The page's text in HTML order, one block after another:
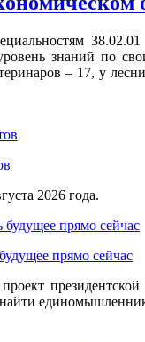
знаний по
– 17, у
2026 года.
прямо сейчас
найти